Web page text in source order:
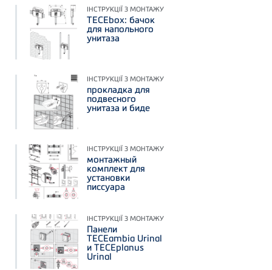
ІНСТРУКЦІЇ З МОНТАЖУ
TECEbox: бачок
для напольного
унитаза
ІНСТРУКЦІЇ З МОНТАЖУ
прокладка для
подвесного
унитаза и биде
ІНСТРУКЦІЇ З МОНТАЖУ
монтажный
комплект для
установки
писсуара
ІНСТРУКЦІЇ З МОНТАЖУ
Панели
TECEambia Urinal
и TECEplanus
Urinal